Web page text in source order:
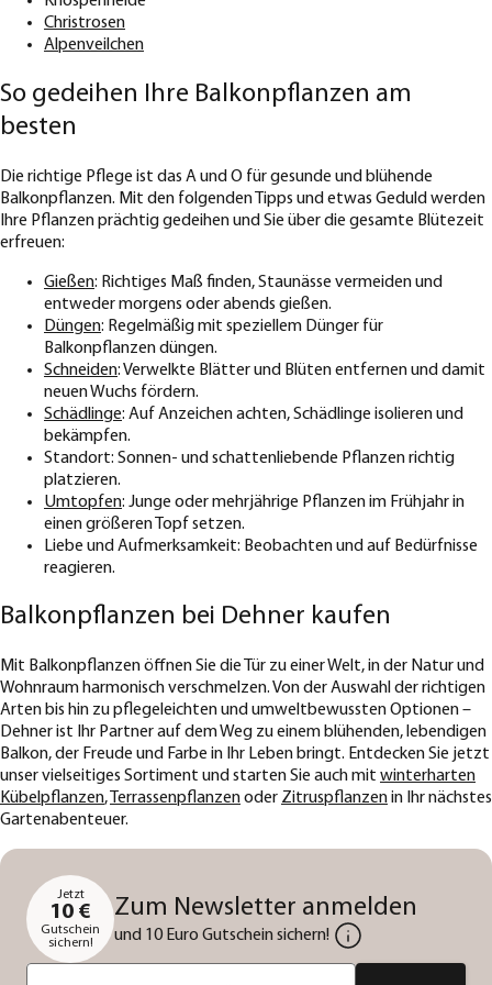
Christrosen
Alpenveilchen
So gedeihen Ihre Balkonpflanzen am
besten
Die richtige Pflege ist das A und O für gesunde und blühende
Balkonpflanzen. Mit den folgenden Tipps und etwas Geduld werden
Ihre Pflanzen prächtig gedeihen und Sie über die gesamte Blütezeit
erfreuen:
Gießen: Richtiges Maß finden, Staunässe vermeiden und
entweder morgens oder abends gießen.
Düngen: Regelmäßig mit speziellem Dünger für
Balkonpflanzen düngen.
Schneiden: Verwelkte Blätter und Blüten entfernen und damit
neuen Wuchs fördern.
Schädlinge: Auf Anzeichen achten, Schädlinge isolieren und
bekämpfen.
Standort: Sonnen- und schattenliebende Pflanzen richtig
platzieren.
Umtopfen: Junge oder mehrjährige Pflanzen im Frühjahr in
einen größeren Topf setzen.
Liebe und Aufmerksamkeit: Beobachten und auf Bedürfnisse
reagieren.
Balkonpflanzen bei Dehner kaufen
Mit Balkonpflanzen öffnen Sie die Tür zu einer Welt, in der Natur und
Wohnraum harmonisch verschmelzen. Von der Auswahl der richtigen
Arten bis hin zu pflegeleichten und umweltbewussten Optionen –
Dehner ist Ihr Partner auf dem Weg zu einem blühenden, lebendigen
Balkon, der Freude und Farbe in Ihr Leben bringt. Entdecken Sie jetzt
unser vielseitiges Sortiment und starten Sie auch mit winterharten
Kübelpflanzen, Terrassenpflanzenoder Zitruspflanzenin Ihr nächstes
Gartenabenteuer.
Jetzt
10 €
Gutschein
sichern!
Zum Newsletter anmelden
und 10 Euro Gutschein sichern!